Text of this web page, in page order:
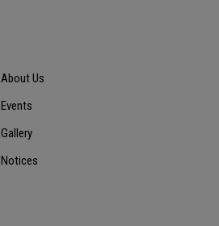
About Us
Events
Gallery
Notices